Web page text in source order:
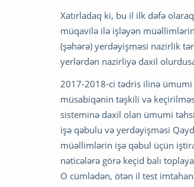
Xatırladaq ki, bu il ilk dəfə
müqavilə ilə işləyən
(şəhərə) yerdəyişməsi nazirlik
yerlərdən nazirliyə daxil
2017-2018-ci tədris ilinə
müsabiqənin təşkili və
sisteminə daxil olan ümumi
işə qəbulu və yerdəyişməsi
müəllimlərin işə qəbul üçün
nəticələrə görə keçid balı
O cümlədən, ötən il test